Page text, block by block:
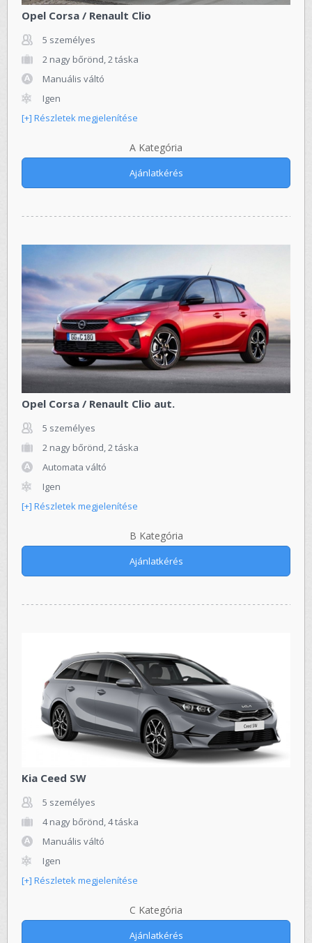
Opel Corsa / Renault Clio
5 személyes
2 nagy bőrönd, 2 táska
Manuális váltó
Igen
[+] Részletek megjelenítése
A Kategória
Ajánlatkérés
Opel Corsa / Renault Clio aut.
5 személyes
2 nagy bőrönd, 2 táska
Automata váltó
Igen
[+] Részletek megjelenítése
B Kategória
Ajánlatkérés
Kia Ceed SW
5 személyes
4 nagy bőrönd, 4 táska
Manuális váltó
Igen
[+] Részletek megjelenítése
C Kategória
Ajánlatkérés